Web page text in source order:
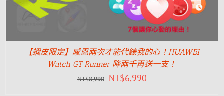
【蝦皮限定】感恩兩次才能代錶我的心！HUAWEI
Watch GT Runner 降兩千再送一支！
NT$8,990 NT$6,990